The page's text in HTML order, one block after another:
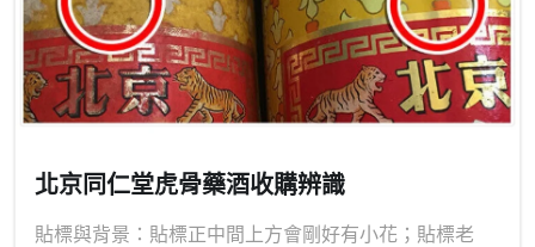
北京同仁堂虎骨藥酒收購辨識
貼標與背景：貼標正中間上方會剛好有小花；貼標老